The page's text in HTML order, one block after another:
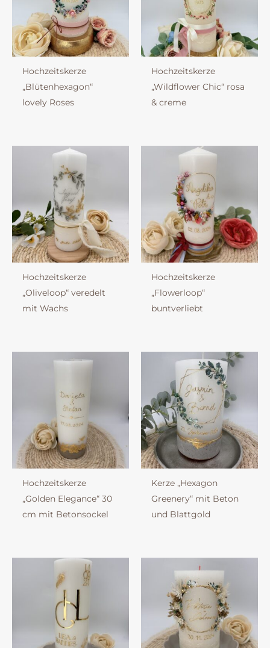
Hochzeitskerze
„Blütenhexagon“
lovely Roses
Hochzeitskerze
„Wildflower Chic“ rosa
& creme
Hochzeitskerze
„Oliveloop“ veredelt
mit Wachs
Hochzeitskerze
„Flowerloop“
buntverliebt
Hochzeitskerze
„Golden Elegance“ 30
cm mit Betonsockel
Kerze „Hexagon
Greenery“ mit Beton
und Blattgold